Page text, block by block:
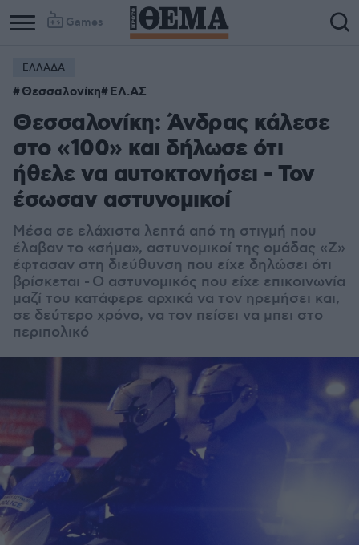
Games
ΕΛΛΑΔΑ
Θεσσαλονίκη ΕΛ.ΑΣ
Θεσσαλονίκη: Άνδρας κάλεσε
στο «100» και δήλωσε ότι
ήθελε να αυτοκτονήσει - Τον
έσωσαν αστυνομικοί
Μέσα σε ελάχιστα λεπτά από τη στιγμή που
έλαβαν το «σήμα», αστυνομικοί της ομάδας «Ζ»
έφτασαν στη διεύθυνση που είχε δηλώσει ότι
βρίσκεται - Ο αστυνομικός που είχε επικοινωνία
μαζί του κατάφερε αρχικά να τον ηρεμήσει και,
σε δεύτερο χρόνο, να τον πείσει να μπει στο
περιπολικό